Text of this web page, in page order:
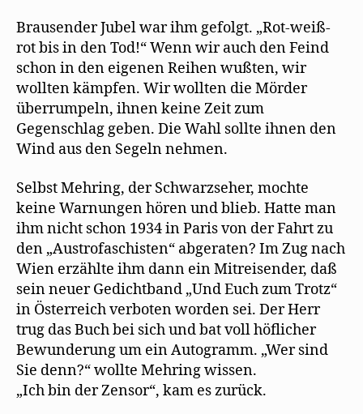
Brausender Jubel war ihm gefolgt. „Rot-weiß-
rot bis in den Tod!“ Wenn wir auch den Feind
schon in den eigenen Reihen wußten, wir
wollten kämpfen. Wir wollten die Mörder
überrumpeln, ihnen keine Zeit zum
Gegenschlag geben. Die Wahl sollte ihnen den
Wind aus den Segeln nehmen.
Selbst Mehring, der Schwarzseher, mochte
keine Warnungen hören und blieb. Hatte man
ihm nicht schon 1934 in Paris von der Fahrt zu
den „Austrofaschisten“ abgeraten? Im Zug nach
Wien erzählte ihm dann ein Mitreisender, daß
sein neuer Gedichtband „Und Euch zum Trotz“
in Österreich verboten worden sei. Der Herr
trug das Buch bei sich und bat voll höflicher
Bewunderung um ein Autogramm. „Wer sind
Sie denn?“ wollte Mehring wissen.
„Ich bin der Zensor“, kam es zurück.